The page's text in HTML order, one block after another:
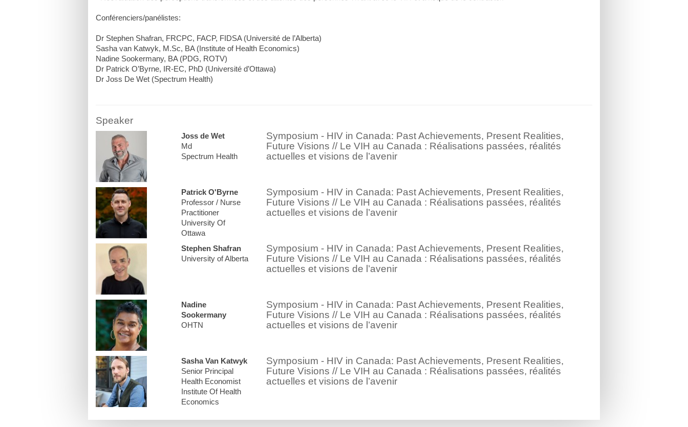
Conférenciers/panélistes:
Dr Stephen Shafran, FRCPC, FACP, FIDSA (Université de l’Alberta)
Sasha van Katwyk, M.Sc, BA (Institute of Health Economics)
Nadine Sookermany, BA (PDG, ROTV)
Dr Patrick O’Byrne, IR-EC, PhD (Université d’Ottawa)
Speaker
Joss de Wet
Md
Spectrum Health
Symposium - HIV in Canada: Past Achievements, Present Realities,
Future Visions // Le VIH au Canada : Réalisations passées, réalités
actuelles et visions de l’avenir
Patrick O'Byrne
Professor / Nurse
Practitioner
University Of
Ottawa
Symposium - HIV in Canada: Past Achievements, Present Realities,
Future Visions // Le VIH au Canada : Réalisations passées, réalités
actuelles et visions de l’avenir
Stephen Shafran
University of Alberta
Symposium - HIV in Canada: Past Achievements, Present Realities,
Future Visions // Le VIH au Canada : Réalisations passées, réalités
actuelles et visions de l’avenir
Nadine
Sookermany
OHTN
Symposium - HIV in Canada: Past Achievements, Present Realities,
Future Visions // Le VIH au Canada : Réalisations passées, réalités
actuelles et visions de l’avenir
Sasha Van Katwyk
Senior Principal
Health Economist
Institute Of Health
Economics
Symposium - HIV in Canada: Past Achievements, Present Realities,
Future Visions // Le VIH au Canada : Réalisations passées, réalités
actuelles et visions de l’avenir